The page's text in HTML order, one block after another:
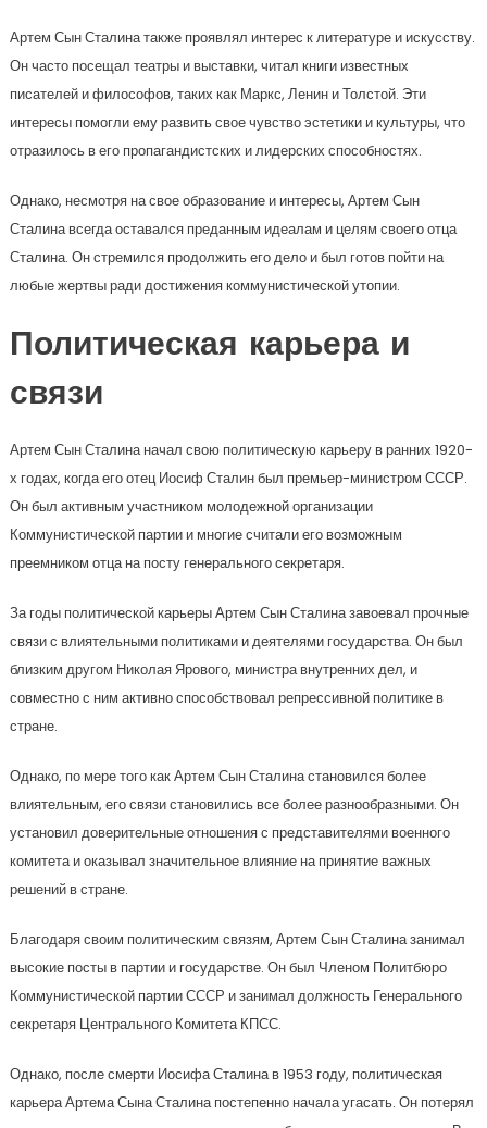
Артем Сын Сталина также проявлял интерес к литературе и искусству.
Он часто посещал театры и выставки, читал книги известных
писателей и философов, таких как Маркс, Ленин и Толстой. Эти
интересы помогли ему развить свое чувство эстетики и культуры, что
отразилось в его пропагандистских и лидерских способностях.
Однако, несмотря на свое образование и интересы, Артем Сын
Сталина всегда оставался преданным идеалам и целям своего отца
Сталина. Он стремился продолжить его дело и был готов пойти на
любые жертвы ради достижения коммунистической утопии.
Политическая карьера и
связи
Артем Сын Сталина начал свою политическую карьеру в ранних 1920-
х годах, когда его отец Иосиф Сталин был премьер-министром СССР.
Он был активным участником молодежной организации
Коммунистической партии и многие считали его возможным
преемником отца на посту генерального секретаря.
За годы политической карьеры Артем Сын Сталина завоевал прочные
связи с влиятельными политиками и деятелями государства. Он был
близким другом Николая Ярового, министра внутренних дел, и
совместно с ним активно способствовал репрессивной политике в
стране.
Однако, по мере того как Артем Сын Сталина становился более
влиятельным, его связи становились все более разнообразными. Он
установил доверительные отношения с представителями военного
комитета и оказывал значительное влияние на принятие важных
решений в стране.
Благодаря своим политическим связям, Артем Сын Сталина занимал
высокие посты в партии и государстве. Он был Членом Политбюро
Коммунистической партии СССР и занимал должность Генерального
секретаря Центрального Комитета КПСС.
Однако, после смерти Иосифа Сталина в 1953 году, политическая
карьера Артема Сына Сталина постепенно начала угасать. Он потерял